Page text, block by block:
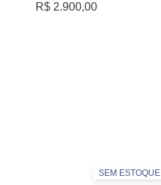
R$ 2.900,00
SEM ESTOQUE